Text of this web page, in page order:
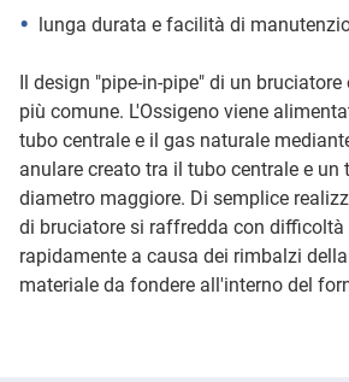
lunga durata e facilità di
Il design "pipe-in-pipe" di un
più comune. L'Ossigeno viene
tubo centrale e il gas naturale
anulare creato tra il tubo centrale e un
diametro maggiore. Di semplice
di bruciatore si raffredda con difficoltà
rapidamente a causa dei rimbalzi
materiale da fondere all'interno del